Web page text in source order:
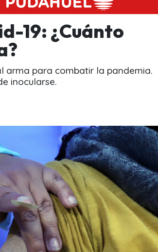
19: ¿Cuánto
arma para combatir la pandemia.
inocularse.